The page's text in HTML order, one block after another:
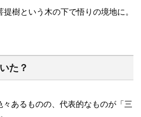
樹という木の下で悟りの境地に。
た？
あるものの、代表的なものが「三